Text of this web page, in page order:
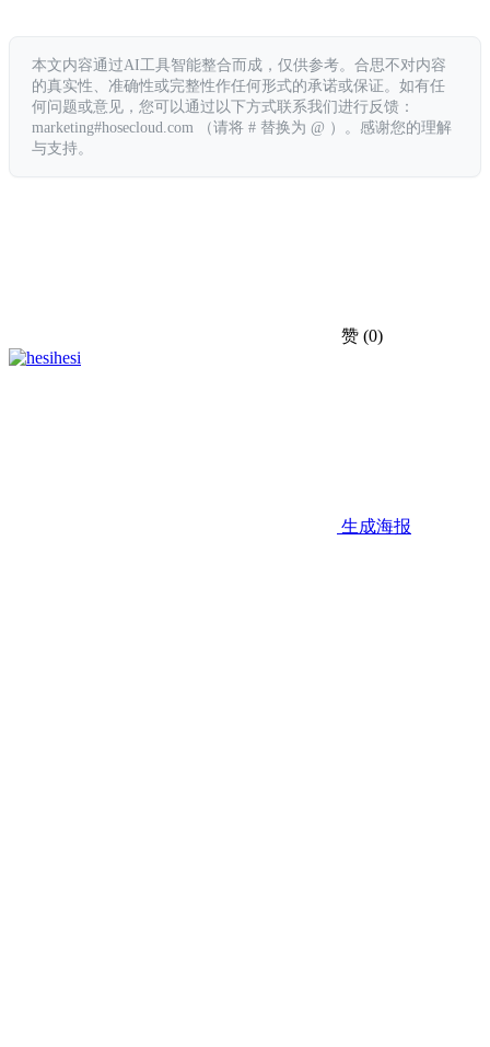
本文内容通过AI工具智能整合而成，仅供参考。合思不对内容
的真实性、准确性或完整性作任何形式的承诺或保证。如有任
何问题或意见，您可以通过以下方式联系我们进行反馈：
marketing#hosecloud.com （请将 # 替换为 @ ）。感谢您的理解
与支持。
赞 (0)
hesi
生成海报